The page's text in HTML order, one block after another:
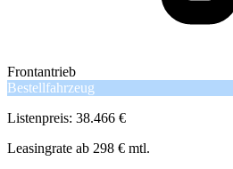
Frontantrieb
Bestellfahrzeug
Listenpreis: 38.466 €
Leasingrate ab 298 € mtl.